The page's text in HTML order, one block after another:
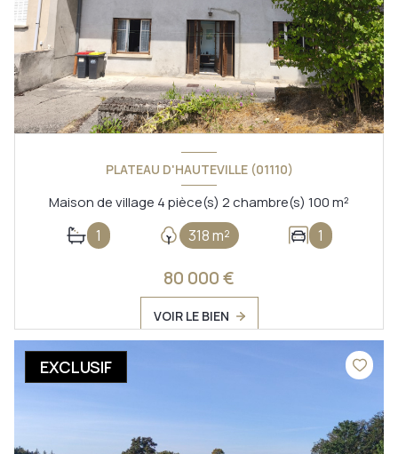
PLATEAU D'HAUTEVILLE (01110)
Maison de village 4 pièce(s) 2 chambre(s) 100 m²
1 318 m² 1
80 000 €
VOIR LE BIEN
EXCLUSIF